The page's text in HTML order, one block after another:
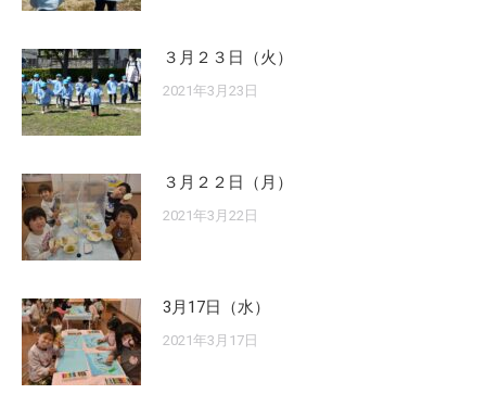
３月２３日（火）
2021年3月23日
３月２２日（月）
2021年3月22日
3月17日（水）
2021年3月17日